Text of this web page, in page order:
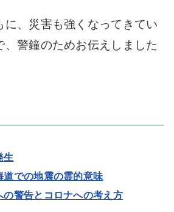
に、災害も強くなってきてい
、警鐘のためお伝えしました
生
道での地震の霊的意味
の警告とコロナへの考え方